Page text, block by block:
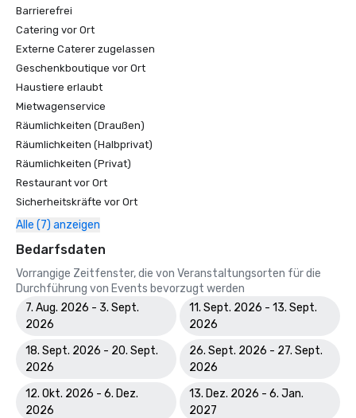
Barrierefrei
Catering vor Ort
Externe Caterer zugelassen
Geschenkboutique vor Ort
Haustiere erlaubt
Mietwagenservice
Räumlichkeiten (Draußen)
Räumlichkeiten (Halbprivat)
Räumlichkeiten (Privat)
Restaurant vor Ort
Sicherheitskräfte vor Ort
Alle (7) anzeigen
Bedarfsdaten
Vorrangige Zeitfenster, die von Veranstaltungsorten für die
Durchführung von Events bevorzugt werden
7. Aug. 2026 - 3. Sept.
2026
11. Sept. 2026 - 13. Sept.
2026
18. Sept. 2026 - 20. Sept.
2026
26. Sept. 2026 - 27. Sept.
2026
12. Okt. 2026 - 6. Dez.
2026
13. Dez. 2026 - 6. Jan.
2027